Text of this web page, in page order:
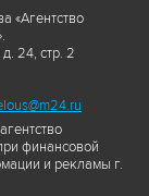
«Агентство
24, стр. 2
финансовой
и рекламы г.